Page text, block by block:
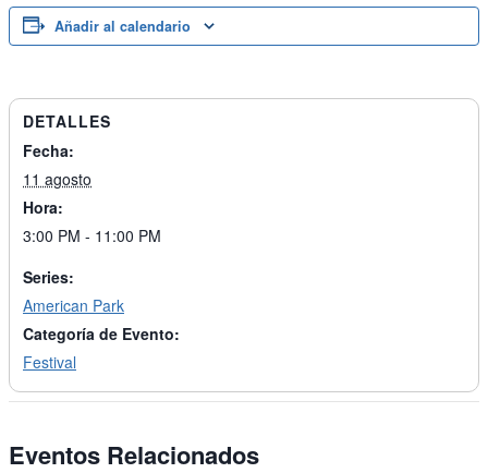
Añadir al calendario
DETALLES
Fecha:
11 agosto
Hora:
3:00 PM - 11:00 PM
Series:
American Park
Categoría de Evento:
Festival
Eventos Relacionados